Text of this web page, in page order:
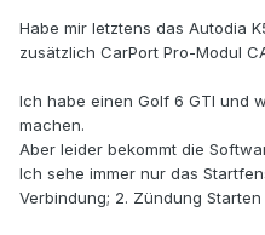
Habe mir letztens das Autodia
zusätzlich CarPort Pro-Modul
Ich habe einen Golf 6 GTI und
machen.
Aber leider bekommt die
Ich sehe immer nur das
Verbindung; 2. Zündung Starten